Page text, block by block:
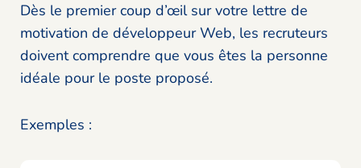
Dès le premier coup d’œil sur votre lettre de
motivation de développeur Web, les recruteurs
doivent comprendre que vous êtes la personne
idéale pour le poste proposé.
Exemples :